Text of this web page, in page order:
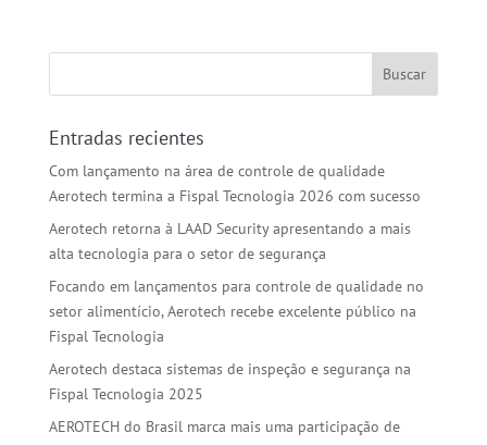
Entradas recientes
Com lançamento na área de controle de qualidade
Aerotech termina a Fispal Tecnologia 2026 com sucesso
Aerotech retorna à LAAD Security apresentando a mais
alta tecnologia para o setor de segurança
Focando em lançamentos para controle de qualidade no
setor alimentício, Aerotech recebe excelente público na
Fispal Tecnologia
Aerotech destaca sistemas de inspeção e segurança na
Fispal Tecnologia 2025
AEROTECH do Brasil marca mais uma participação de